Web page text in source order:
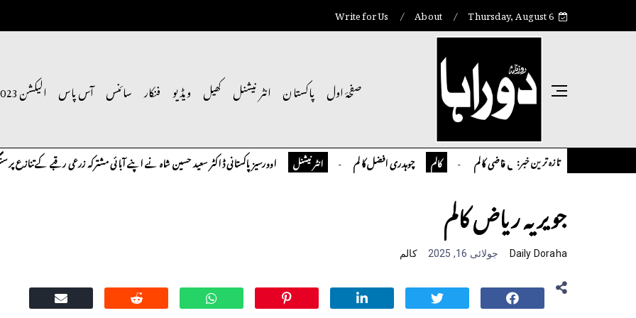
Thursday, August 6
About
Write for Us
صفحۂ اول پاکستان انٹر نیشنل کھیل ویڈیو فنکار سائنس آس پاس الیکشن 2023
تازہ ترین خبر:
تمیور سلمان قاضی کالم کالم چوہدری افضل کالم انٹر نیشنل اوورسیز پاکستانی ڈاکٹر سعید حسین شاہ نے اپنے آبائی مشترکہ زرعی رقبے کے تنازع پر
جویریہ ریاض کالم
Daily Doraha جولائی 16, 2025 کالم